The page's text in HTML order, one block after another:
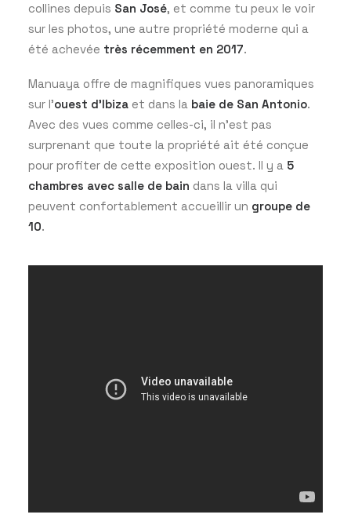
collines depuis San José, et comme tu peux le voir
sur les photos, une autre propriété moderne qui a
été achevée très récemment en 2017.
Manuaya offre de magnifiques vues panoramiques
sur l’ouest d’Ibiza et dans la baie de San Antonio.
Avec des vues comme celles-ci, il n’est pas
surprenant que toute la propriété ait été conçue
pour profiter de cette exposition ouest. Il y a 5
chambres avec salle de bain dans la villa qui
peuvent confortablement accueillir un groupe de
10.